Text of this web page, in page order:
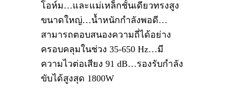
โอห์ม…และแม่เหล็กชั้นเดียวทรงสูง
ขนาดใหญ่…น้ำหนักกำลังพอดี…
สามารถตอบสนองความถี่ได้อย่าง
ครอบคลุมในช่วง 35-650 Hz…มี
ความไวต่อเสียง 91 dB…รองรับกำลัง
ขับได้สูงสุด 1800W